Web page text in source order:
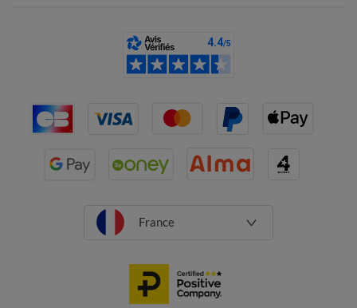
France